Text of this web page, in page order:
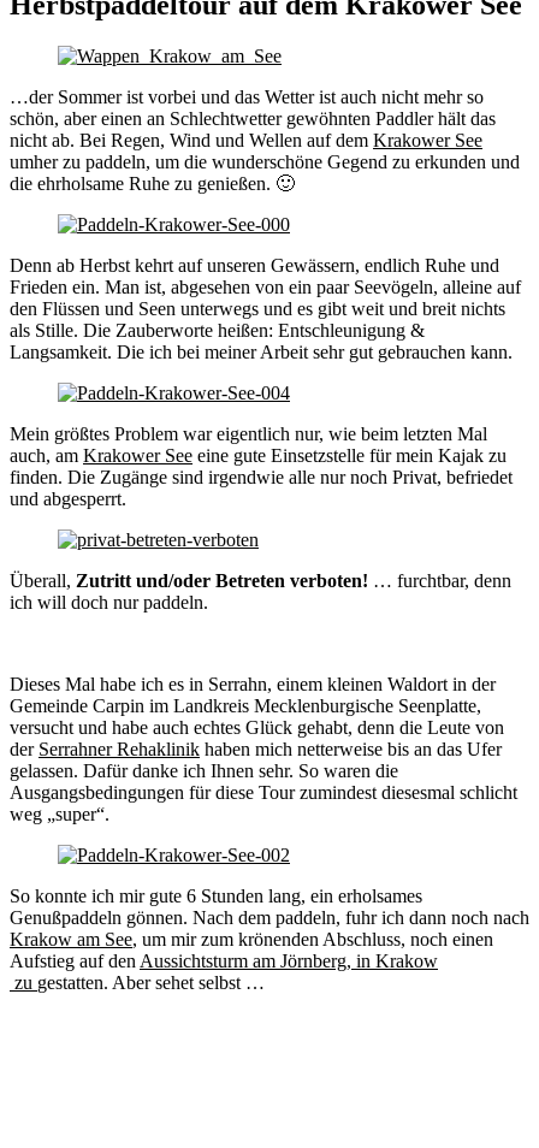
…der Sommer ist vorbei und das Wetter ist auch nicht mehr so
schön, aber einen an Schlechtwetter gewöhnten Paddler hält das
nicht ab. Bei Regen, Wind und Wellen auf dem Krakower See
umher zu paddeln, um die wunderschöne Gegend zu erkunden und
die ehrholsame Ruhe zu genießen. 🙂
Denn ab Herbst kehrt auf unseren Gewässern, endlich Ruhe und
Frieden ein. Man ist, abgesehen von ein paar Seevögeln, alleine auf
den Flüssen und Seen unterwegs und es gibt weit und breit nichts
als Stille. Die Zauberworte heißen: Entschleunigung &
Langsamkeit. Die ich bei meiner Arbeit sehr gut gebrauchen kann.
Mein größtes Problem war eigentlich nur, wie beim letzten Mal
auch, am Krakower See eine gute Einsetzstelle für mein Kajak zu
finden. Die Zugänge sind irgendwie alle nur noch Privat, befriedet
und abgesperrt.
Überall, Zutritt und/oder Betreten verboten! … furchtbar, denn
ich will doch nur paddeln.
Dieses Mal habe ich es in Serrahn, einem kleinen Waldort in der
Gemeinde Carpin im Landkreis Mecklenburgische Seenplatte,
versucht und habe auch echtes Glück gehabt, denn die Leute von
der Serrahner Rehaklinik haben mich netterweise bis an das Ufer
gelassen. Dafür danke ich Ihnen sehr. So waren die
Ausgangsbedingungen für diese Tour zumindest diesesmal schlicht
weg „super“.
So konnte ich mir gute 6 Stunden lang, ein erholsames
Genußpaddeln gönnen. Nach dem paddeln, fuhr ich dann noch nach
Krakow am See, um mir zum krönenden Abschluss, noch einen
Aufstieg auf den Aussichtsturm am Jörnberg, in Krakow
zu gestatten. Aber sehet selbst …